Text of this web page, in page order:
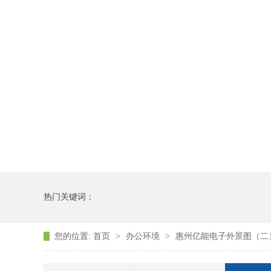
热门关键词：
您的位置: 首页 > 办公环境 > 惠州亿能电子外景图（二